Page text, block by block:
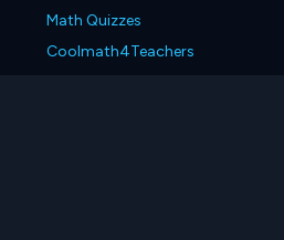
Math Quizzes
Coolmath4Teachers